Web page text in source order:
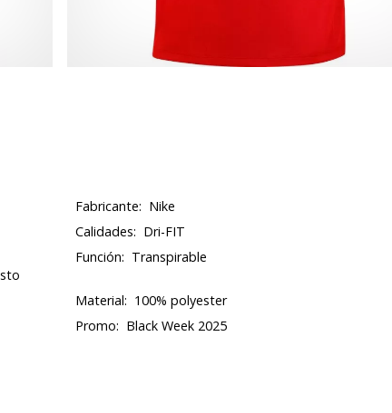
Fabricante: Nike
Calidades: Dri-FIT
Función: Transpirable
Material: 100% polyester
Promo: Black Week 2025